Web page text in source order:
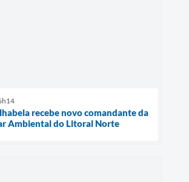
recebe novo comandante da
Ambiental do Litoral Norte